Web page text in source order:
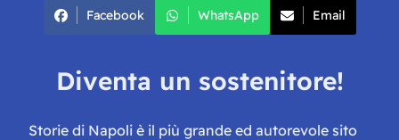
Facebook WhatsApp Email
Diventa un sostenitore!
Storie di Napoli è il più grande ed autorevole sito